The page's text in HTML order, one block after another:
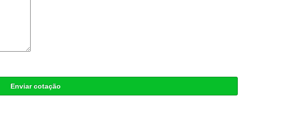
Enviar cotação